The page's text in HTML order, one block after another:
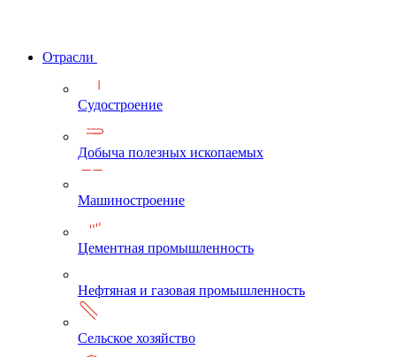
Отрасли
Судостроение
Добыча полезных ископаемых
Машиностроение
Цементная промышленность
Нефтяная и газовая промышленность
Сельское хозяйство